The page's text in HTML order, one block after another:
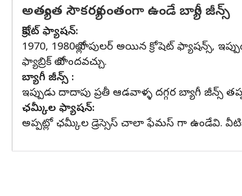
అత్యంత సౌకర్యవంతంగా ఉండే బ్యాగీ జీన్స్
క్రోషెట్ ఫ్యాషన్:
1970, 1980ల్లో పాపులర్ అయిన క్రోషెట్ ఫ్యాషన్స్,
ఫ్యాబ్రిక్ లో పొందవచ్చు.
బ్యాగీ జీన్స్ :
ఇప్పుడు దాదాపు ప్రతీ ఆడవాళ్ళ దగ్గర బ్యాగీ జీన్స్
ఛమ్కీల ఫ్యాషన్:
అప్పట్లో ఛమ్కీల డ్రెస్సెస్ చాలా ఫేమస్ గా ఉండేవి.